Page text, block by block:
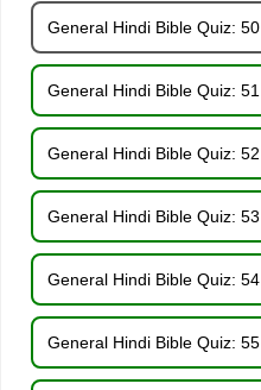
General Hindi Bible Quiz: 50
General Hindi Bible Quiz: 51
General Hindi Bible Quiz: 52
General Hindi Bible Quiz: 53
General Hindi Bible Quiz: 54
General Hindi Bible Quiz: 55